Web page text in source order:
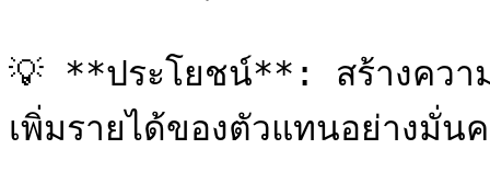
💡 **ประโยชน์**: สร้างควา
เพิ่มรายได้ของตัวแทนอย่างมั่น